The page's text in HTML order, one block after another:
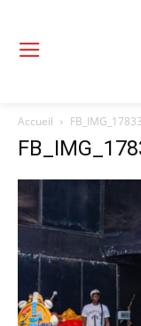
Accueil